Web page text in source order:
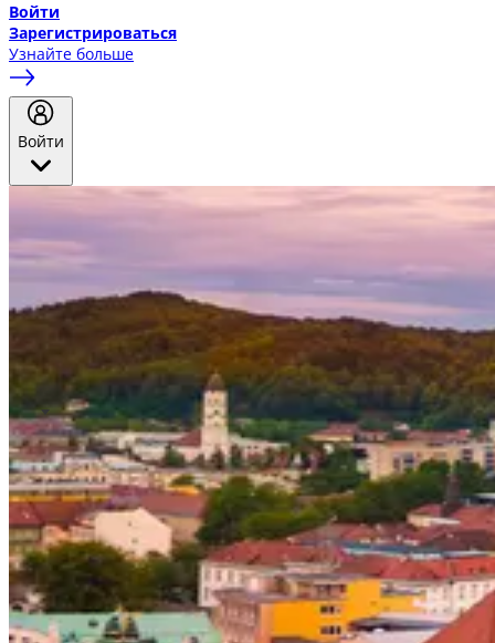
Войти
Зарегистрироваться
Узнайте больше
Войти